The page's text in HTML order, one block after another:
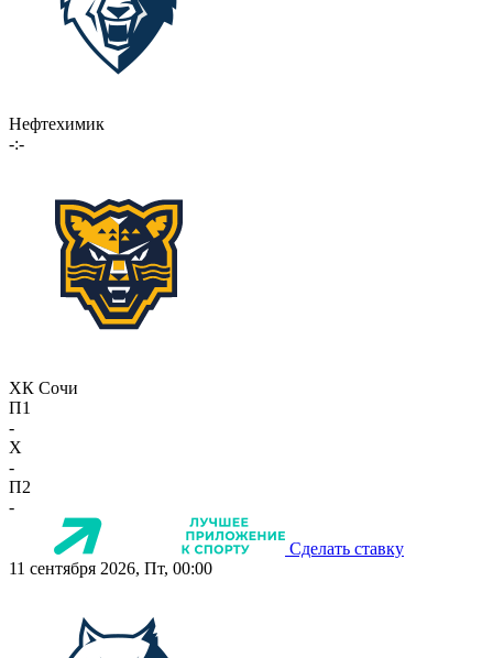
Нефтехимик
-:-
ХК Сочи
П1
-
X
-
П2
-
Сделать ставку
11 сентября 2026, Пт, 00:00